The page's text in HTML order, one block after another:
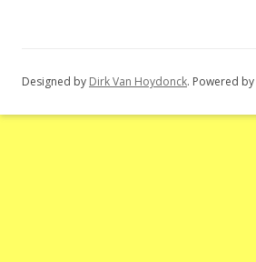
Designed by Dirk Van Hoydonck. Powered by